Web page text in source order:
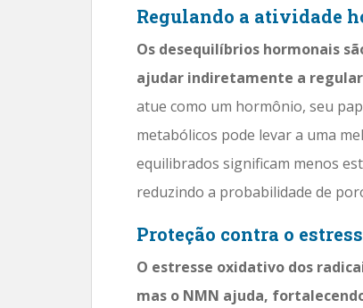
Regulando a atividade
Os desequilíbrios hormonais
ajudar indiretamente a
atue como um hormônio, seu
metabólicos pode levar a uma
equilibrados significam menos
reduzindo a probabilidade de
Proteção contra o
O estresse oxidativo dos
mas o NMN ajuda,